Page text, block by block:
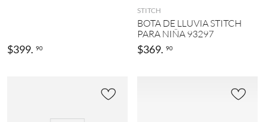
$399. 90
STITCH
BOTA DE LLUVIA STITCH
PARA NIÑA 93297
$369. 90